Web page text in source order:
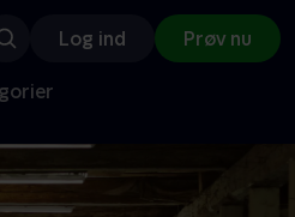
Log ind Prøv nu